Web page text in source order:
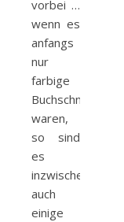
vorbei …
wenn es
anfangs
nur
farbige
Buchschnitte
waren,
so sind
es
inzwischen
auch
einige